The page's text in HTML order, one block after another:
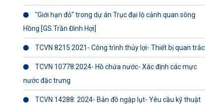
"Giới hạn đỏ" trong dự án Trục đại lộ cảnh quan sông
Hồng [GS.Trần Đình Hợi]
TCVN 8215:2021- Công trình thủy lợi- Thiết bị quan trắc
TCVN 10778:2024- Hồ chứa nước- Xác định các mực
nước đặc trưng
TCVN 14288: 2024- Bản đồ ngập lụt- Yêu cầu kỹ thuật